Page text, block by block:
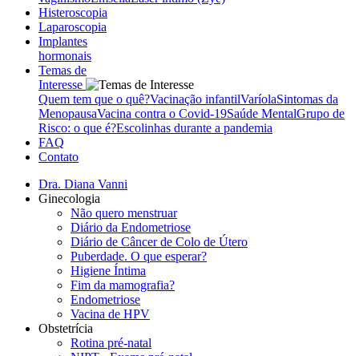
Histeroscopia
Laparoscopia
Implantes
hormonais
Temas de
Interesse
Quem tem que o quê?Vacinação infantilVaríolaSintomas da
MenopausaVacina contra o Covid-19Saúde MentalGrupo de
Risco: o que é?Escolinhas durante a pandemia
FAQ
Contato
Dra. Diana Vanni
Ginecologia
Não quero menstruar
Diário da Endometriose
Diário de Câncer de Colo de Útero
Puberdade. O que esperar?
Higiene Íntima
Fim da mamografia?
Endometriose
Vacina de HPV
Obstetrícia
Rotina pré-natal